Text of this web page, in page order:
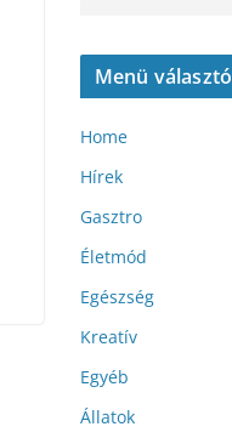
Menü választó
Home
Hírek
Gasztro
Életmód
Egészség
Kreatív
Egyéb
Állatok